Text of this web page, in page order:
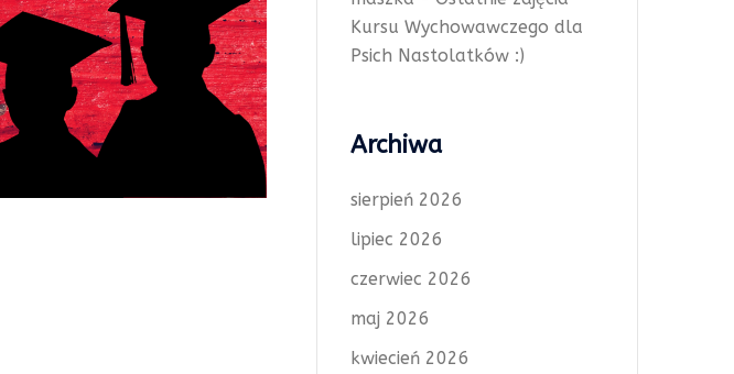
Kursu Wychowawczego dla
Psich Nastolatków :)
Archiwa
sierpień 2026
lipiec 2026
czerwiec 2026
maj 2026
kwiecień 2026